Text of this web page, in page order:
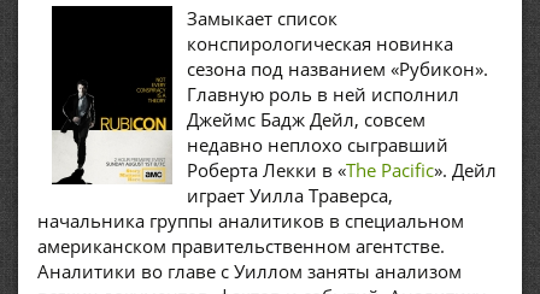
Замыкает список
конспирологическая новинка
сезона под названием «Рубикон».
Главную роль в ней исполнил
Джеймс Бадж Дейл, совсем
недавно неплохо сыгравший
Роберта Лекки в «The Pacific». Дейл
играет Уилла Траверса,
начальника группы аналитиков в специальном
американском правительственном агентстве.
Аналитики во главе с Уиллом заняты анализом